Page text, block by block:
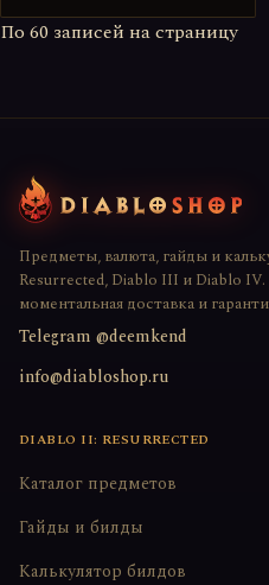
По 60 записей на страницу
Предметы, валюта, гайды и
Resurrected, Diablo III и Diablo
моментальная доставка и
Telegram @deemkend
info@diabloshop.ru
DIABLO II: RESURRECTED
Каталог предметов
Гайды и билды
Калькулятор билдов